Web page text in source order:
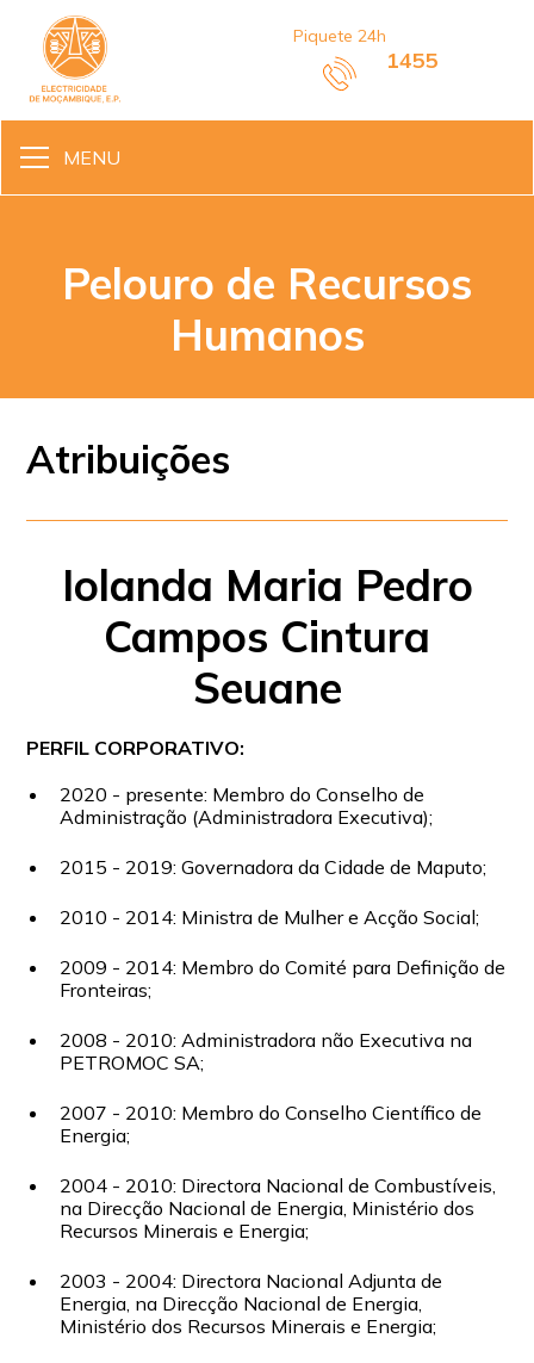
Piquete 24h
1455
MENU
Pelouro de Recursos
Humanos
Atribuições
Iolanda Maria Pedro
Campos Cintura
Seuane
PERFIL CORPORATIVO:
2020 - presente: Membro do Conselho de
Administração (Administradora Executiva);
2015 - 2019: Governadora da Cidade de Maputo;
2010 - 2014: Ministra de Mulher e Acção Social;
2009 - 2014: Membro do Comité para Definição de
Fronteiras;
2008 - 2010: Administradora não Executiva na
PETROMOC SA;
2007 - 2010: Membro do Conselho Científico de
Energia;
2004 - 2010: Directora Nacional de Combustíveis,
na Direcção Nacional de Energia, Ministério dos
Recursos Minerais e Energia;
2003 - 2004: Directora Nacional Adjunta de
Energia, na Direcção Nacional de Energia,
Ministério dos Recursos Minerais e Energia;